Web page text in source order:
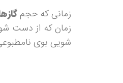
زمانی که حجم
زمان که از دست
شویی بوی